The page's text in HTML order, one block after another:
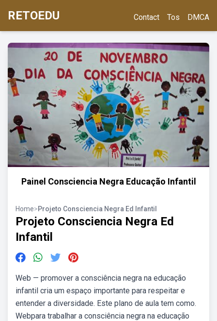
RETOEDU Contact Tos DMCA
Painel Consciencia Negra Educação Infantil
Home>Projeto Consciencia Negra Ed Infantil
Projeto Consciencia Negra Ed
Infantil
Web — promover a consciência negra na educação
infantil cria um espaço importante para respeitar e
entender a diversidade. Este plano de aula tem como.
Webpara trabalhar a consciência negra na educação